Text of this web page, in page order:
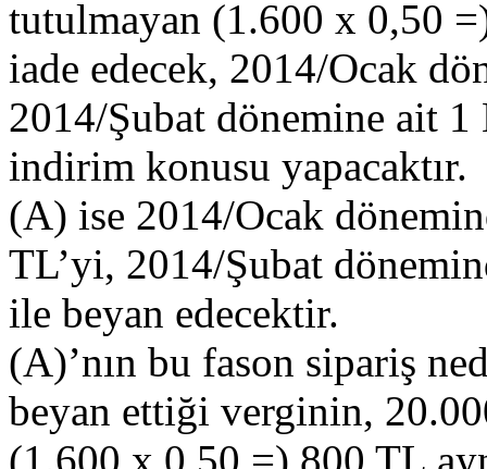
tutulmayan (1.600 x 0,50
iade edecek, 2014/Ocak
2014/Şubat dönemine ait
indirim konusu yapacaktır.
(A) ise 2014/Ocak
TL’yi, 2014/Şubat
ile beyan edecektir.
(A)’nın bu fason sipariş
beyan ettiği verginin,